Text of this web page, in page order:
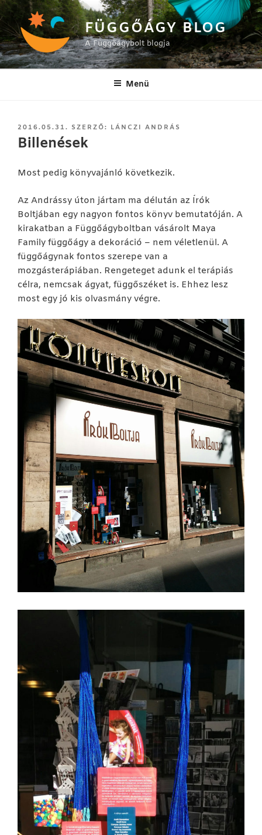
Tartalomhoz
FÜGGŐÁGY BLOG
A Függőágybolt blogja
Menü
BEKÜLDVE:
2016.05.31. SZERZŐ: LÁNCZI ANDRÁS
Billenések
Most pedig könyvajánló következik.
Az Andrássy úton jártam ma délután az Írók
Boltjában egy nagyon fontos könyv bemutatóján. A
kirakatban a Függőágyboltban vásárolt Maya
Family függőágy a dekoráció – nem véletlenül. A
függőágynak fontos szerepe van a
mozgásterápiában. Rengeteget adunk el terápiás
célra, nemcsak ágyat, függőszéket is. Ehhez lesz
most egy jó kis olvasmány végre.